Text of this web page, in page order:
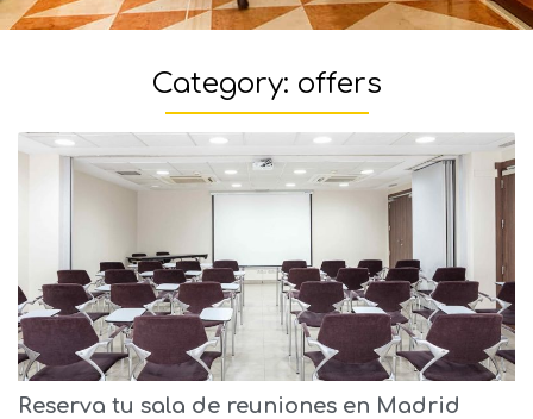
Category: offers
Reserva tu sala de reuniones en Madrid